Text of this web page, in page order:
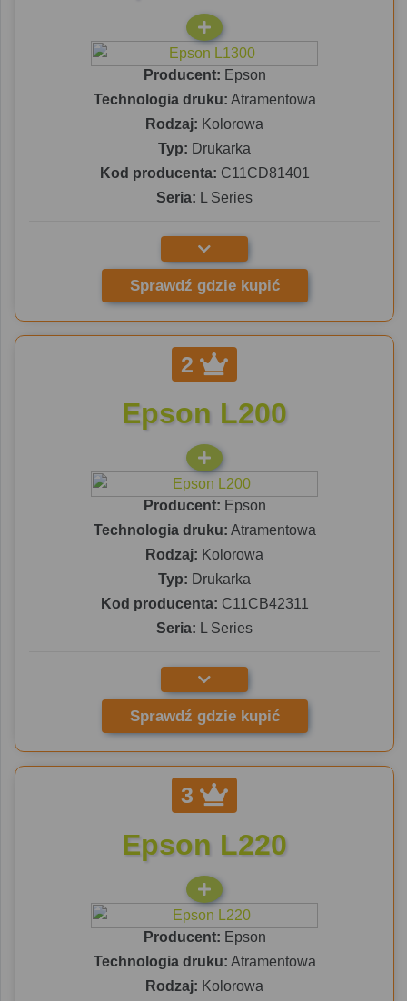
Producent: Epson
Technologia druku: Atramentowa
Rodzaj: Kolorowa
Typ: Drukarka
Kod producenta: C11CD81401
Seria: L Series
Sprawdź gdzie kupić
2
Epson L200
Producent: Epson
Technologia druku: Atramentowa
Rodzaj: Kolorowa
Typ: Drukarka
Kod producenta: C11CB42311
Seria: L Series
Sprawdź gdzie kupić
3
Epson L220
Producent: Epson
Technologia druku: Atramentowa
Rodzaj: Kolorowa